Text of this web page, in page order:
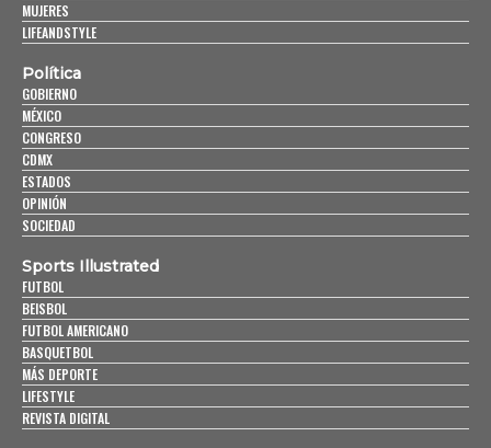
MUJERES
LIFEANDSTYLE
Política
GOBIERNO
MÉXICO
CONGRESO
CDMX
ESTADOS
OPINIÓN
SOCIEDAD
Sports Illustrated
FUTBOL
BEISBOL
FUTBOL AMERICANO
BASQUETBOL
MÁS DEPORTE
LIFESTYLE
REVISTA DIGITAL